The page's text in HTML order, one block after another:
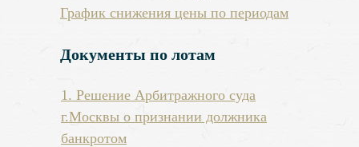
Документы по лотам
1. Решение Арбитражного суда
г.Москвы о признании должника
банкротом
График снижения цены по периодам